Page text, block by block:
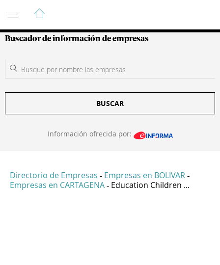
Guía de Empresas Colombianas
Buscador de información de empresas
BUSCAR
Información ofrecida por:
Directorio de Empresas - Empresas en BOLIVAR -
Empresas en CARTAGENA - Education Children ...